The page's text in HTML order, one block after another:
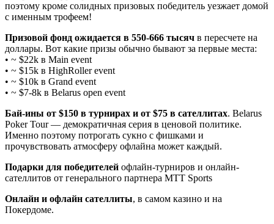
поэтому кроме солидных призовых победитель уезжает домой
с именным трофеем!
Призовой фонд ожидается в 550-666 тысяч в пересчете на
доллары. Вот какие призы обычно бывают за первые места:
• ~ $22k в Main event
• ~ $15k в HighRoller event
• ~ $10k в Grand event
• ~ $7-8k в Belarus open event
Бай-ины от $150 в турнирах и от $75 в сателлитах. Belarus
Poker Tour — демократичная серия в ценовой политике.
Именно поэтому потрогать сукно с фишками и
прочувствовать атмосферу офлайна может каждый.
Подарки для победителей офлайн-турниров и онлайн-
сателлитов от генерального партнера MTT Sports
Онлайн и офлайн сателлиты, в самом казино и на
Покердоме.